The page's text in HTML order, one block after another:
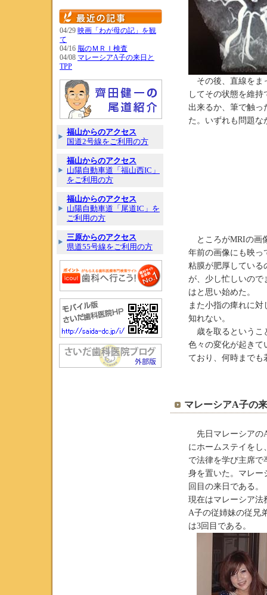
04/29 映画「わが母の記」を観
て
04/16 脳のＭＲＩ検査
04/08 マレーシアA子の来日と
TPP
福山からのアクセス
国道2号線をご利用の方
福山からのアクセス
山陽自動車道「福山西IC」
をご利用の方
福山からのアクセス
山陽自動車道「尾道IC」を
ご利用の方
三原からのアクセス
県道55号線をご利用の方
その後、直線をま
してその状態を維
出来るか、筆で触っ
た。いずれも問題な
ところがMRIの画
年前の画像にも映っ
粘膜が肥厚している
が、少し忙しいので
はと思い始めた。
また小指の痺れに
知れない。
歳を取るというこ
色々の変化が起きて
ており、何時までも
マレーシアA子の
先日マレーシアの
にホームステイをし
で法律を学び主席で
身を置いた。マレー
回目の来日である。
現在はマレーシア法
A子の従姉妹の従兄
は3回目である。